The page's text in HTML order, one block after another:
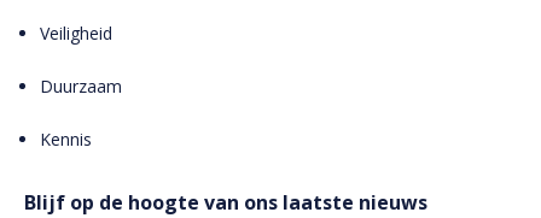
Veiligheid
Duurzaam
Kennis
Blijf op de hoogte van ons laatste nieuws